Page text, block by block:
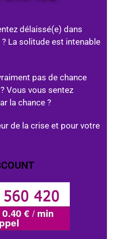
délaissé(e) dans
La solitude est intenable
pas de chance
Vous vous sentez
la chance ?
de la crise et pour votre